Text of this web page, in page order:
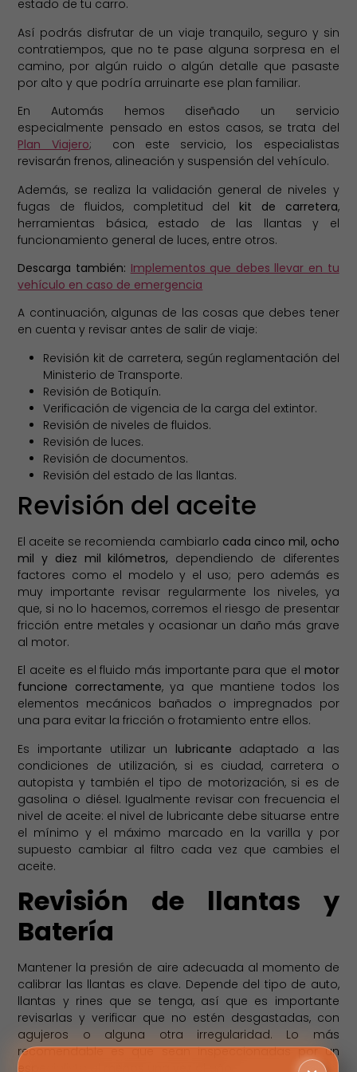
estado de tu carro.
Así podrás disfrutar de un viaje tranquilo, seguro y sin
contratiempos, que no te pase alguna sorpresa en el
camino, por algún ruido o algún detalle que pasaste
por alto y que podría arruinarte ese plan familiar.
En Automás hemos diseñado un servicio
especialmente pensado en estos casos, se trata del
Plan Viajero; con este servicio, los especialistas
revisarán frenos, alineación y suspensión del vehículo.
Además, se realiza la validación general de niveles y
fugas de fluidos, completitud del kit de carretera,
herramientas básica, estado de las llantas y el
funcionamiento general de luces, entre otros.
Descarga también: Implementos que debes llevar en tu
vehículo en caso de emergencia
A continuación, algunas de las cosas que debes tener
en cuenta y revisar antes de salir de viaje:
Revisión kit de carretera, según reglamentación del
Ministerio de Transporte.
Revisión de Botiquín.
Verificación de vigencia de la carga del extintor.
Revisión de niveles de fluidos.
Revisión de luces.
Revisión de documentos.
Revisión del estado de las llantas.
Revisión del aceite
El aceite se recomienda cambiarlo cada cinco mil, ocho
mil y diez mil kilómetros, dependiendo de diferentes
factores como el modelo y el uso; pero además es
muy importante revisar regularmente los niveles, ya
que, si no lo hacemos, corremos el riesgo de presentar
fricción entre metales y ocasionar un daño más grave
al motor.
El aceite es el fluido más importante para que el motor
funcione correctamente, ya que mantiene todos los
elementos mecánicos bañados o impregnados por
una para evitar la fricción o frotamiento entre ellos.
Es importante utilizar un lubricante adaptado a las
condiciones de utilización, si es ciudad, carretera o
autopista y también el tipo de motorización, si es de
gasolina o diésel. Igualmente revisar con frecuencia el
nivel de aceite: el nivel de lubricante debe situarse entre
el mínimo y el máximo marcado en la varilla y por
supuesto cambiar al filtro cada vez que cambies el
aceite.
Revisión de llantas y
Batería
Mantener la presión de aire adecuada al momento de
calibrar las llantas es clave. Depende del tipo de auto,
llantas y rines que se tenga, así que es importante
revisarlas y verificar que no estén desgastadas, con
agujeros o alguna otra irregularidad. Lo más
recomendable es que sean inspeccionadas por un
especialista al menos una vez al año.